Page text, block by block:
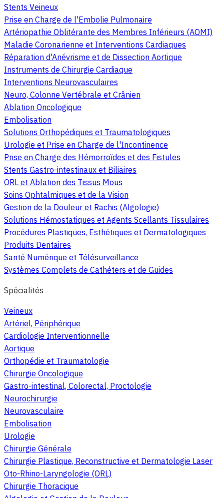
Stents Veineux
Prise en Charge de l'Embolie Pulmonaire
Artériopathie Oblitérante des Membres Inférieurs (AOMI)
Maladie Coronarienne et Interventions Cardiaques
Réparation d'Anévrisme et de Dissection Aortique
Instruments de Chirurgie Cardiaque
Interventions Neurovasculaires
Neuro, Colonne Vertébrale et Crânien
Ablation Oncologique
Embolisation
Solutions Orthopédiques et Traumatologiques
Urologie et Prise en Charge de l'Incontinence
Prise en Charge des Hémorroïdes et des Fistules
Stents Gastro-intestinaux et Biliaires
ORL et Ablation des Tissus Mous
Soins Ophtalmiques et de la Vision
Gestion de la Douleur et Rachis (Algologie)
Solutions Hémostatiques et Agents Scellants Tissulaires
Procédures Plastiques, Esthétiques et Dermatologiques
Produits Dentaires
Santé Numérique et Télésurveillance
Systèmes Complets de Cathéters et de Guides
Spécialités
Veineux
Artériel, Périphérique
Cardiologie Interventionnelle
Aortique
Orthopédie et Traumatologie
Chirurgie Oncologique
Gastro-intestinal, Colorectal, Proctologie
Neurochirurgie
Neurovasculaire
Embolisation
Urologie
Chirurgie Générale
Chirurgie Plastique, Reconstructive et Dermatologie Laser
Oto-Rhino-Laryngologie (ORL)
Chirurgie Thoracique